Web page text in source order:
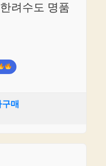
려수도 명품
매